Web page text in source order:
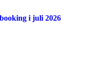
i juli 2026